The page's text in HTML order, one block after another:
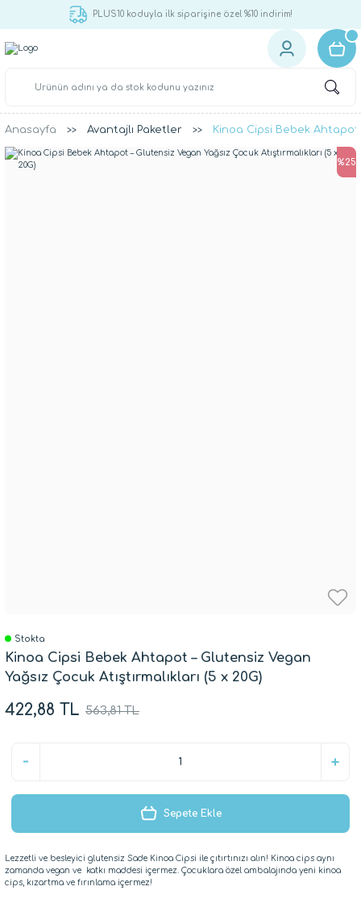
PLUS10 koduyla ilk siparişine özel %10 indirim!
Anasayfa Avantajlı Paketler Kinoa Cipsi Bebek Ahtapot
%25
Stokta
Kinoa Cipsi Bebek Ahtapot – Glutensiz Vegan
Yağsız Çocuk Atıştırmalıkları (5 x 20G)
563,81 TL
422,88 TL
Sepete Ekle
Lezzetli ve besleyici glutensiz Sade Kinoa Cipsi ile çıtırtınızı alın! Kinoa cips aynı
zamanda vegan ve katkı maddesi içermez. Çocuklara özel ambalajında yeni kinoa
cips, kızartma ve fırınlama içermez!